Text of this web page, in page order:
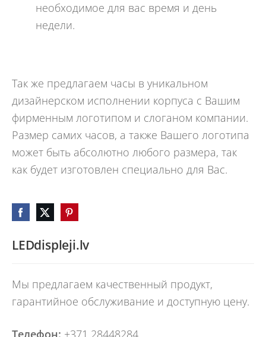
LEDdispleji.lv
Мы предлагаем качественный продукт,
гарантийное обслуживание и доступную цену.
Телефон: +371 28448284
необходимое для вас время и день
недели.
Так же предлагаем часы в уникальном
дизайнерском исполнении корпуса с Вашим
фирменным логотипом и слоганом компании.
Размер самих часов, а также Вашего логотипа
может быть абсолютно любого размера, так
как будет изготовлен специально для Вас.